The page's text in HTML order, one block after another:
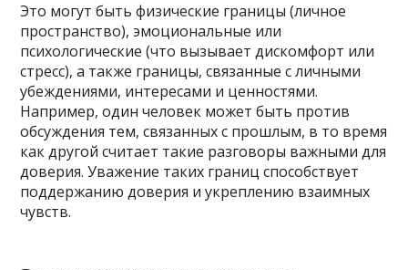
Это могут быть физические границы (личное
пространство), эмоциональные или
психологические (что вызывает дискомфорт или
стресс), а также границы, связанные с личными
убеждениями, интересами и ценностями.
Например, один человек может быть против
обсуждения тем, связанных с прошлым, в то время
как другой считает такие разговоры важными для
доверия. Уважение таких границ способствует
поддержанию доверия и укреплению взаимных
чувств.